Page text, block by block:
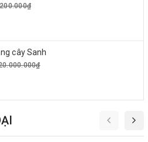
cây Sanh